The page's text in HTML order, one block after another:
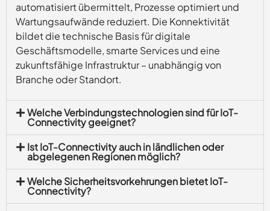
automatisiert übermittelt, Prozesse optimiert und
Wartungsaufwände reduziert. Die Konnektivität
bildet die technische Basis für digitale
Geschäftsmodelle, smarte Services und eine
zukunftsfähige Infrastruktur – unabhängig von
Branche oder Standort.
Welche Verbindungstechnologien sind für IoT-
Connectivity geeignet?
Ist IoT-Connectivity auch in ländlichen oder
abgelegenen Regionen möglich?
Welche Sicherheitsvorkehrungen bietet IoT-
Connectivity?